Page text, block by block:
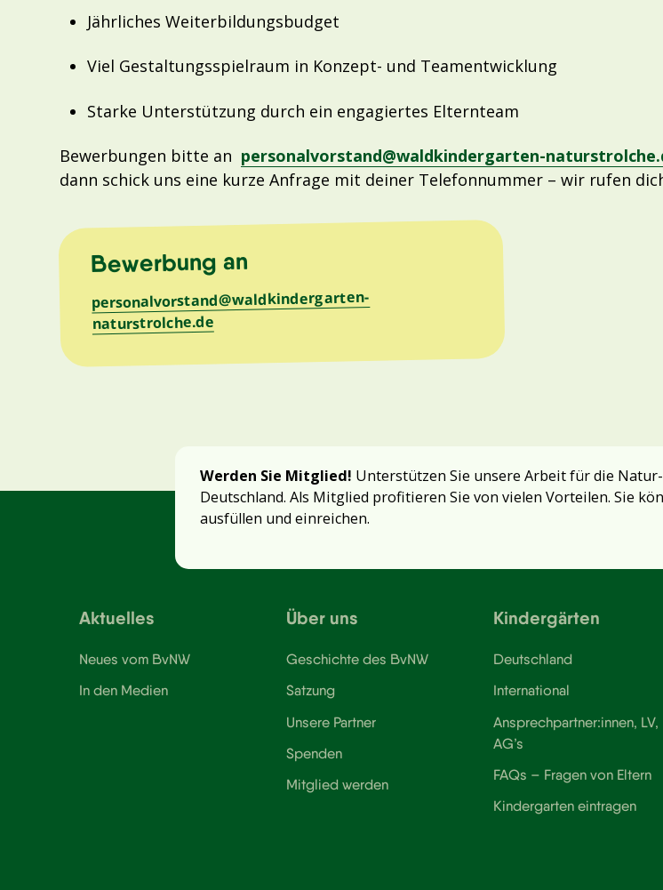
Jährliches Weiterbildungsbudget
Viel Gestaltungsspielraum in Konzept- und Teamentwicklung
Starke Unterstützung durch ein engagiertes Elternteam
Bewerbungen bitte an personalvorstand@waldkindergarten-
dann schick uns eine kurze Anfrage mit deiner Telefonnummer – wir rufen
Bewerbung an
personalvorstand@waldkindergarten-
naturstrolche.de
Werden Sie Mitglied! Unterstützen Sie unsere Arbeit für die
Deutschland. Als Mitglied profitieren Sie von vielen Vorteilen. Sie
ausfüllen und einreichen.
Aktuelles
Neues vom BvNW
In den Medien
Über uns
Geschichte des BvNW
Satzung
Unsere Partner
Spenden
Mitglied werden
Kindergärten
Deutschland
International
Ansprechpartner:innen, LV,
AG’s
FAQs – Fragen von Eltern
Kindergarten eintragen